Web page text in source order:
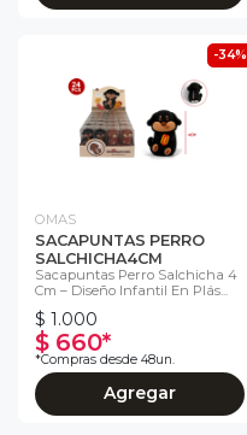
-34%
OMAS
SACAPUNTAS PERRO
SALCHICHA4CM
Sacapuntas Perro Salchicha 4
Cm – Diseño Infantil En Plás...
$ 1.000
$ 660*
*Compras desde 48un.
Agregar